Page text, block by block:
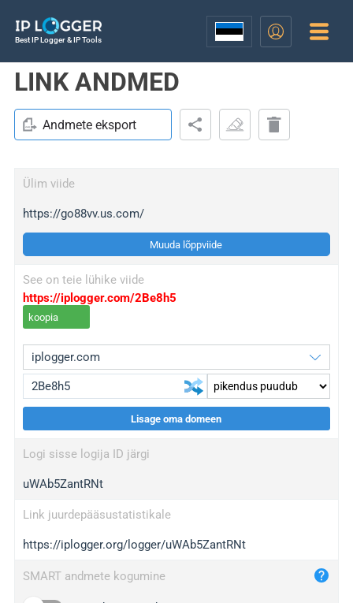
Best IP Logger & IP Tools
LINK ANDMED
Andmete eksport
Ülim viide
https://go88vv.us.com/
Muuda lõppviide
See on teie lühike viide
https://iplogger.com/2Be8h5
koopia
wl.gl
ed.tc
bc.ax
iplogger.com
maper.info
Lisage oma domeen
Logi sisse logija ID järgi
uWAb5ZantRNt
Link juurdepääsustatistikale
https://iplogger.org/logger/uWAb5ZantRNt
SMART andmete kogumine